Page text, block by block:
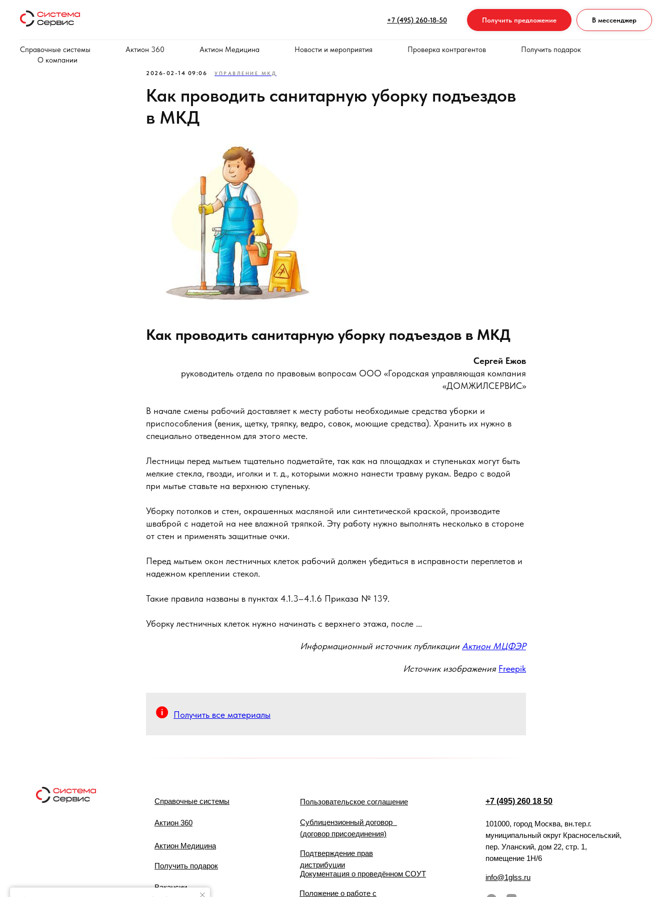
+7 (495) 260-18-50 Получить предложение В мессенджер
Справочные системы Актион 360 Актион Медицина Новости и мероприятия Проверка контрагентов
Получить подарок
О компании
2026-02-14 09:06 УПРАВЛЕНИЕ МКД
Как проводить санитарную уборку подъездов
в МКД
Как проводить санитарную уборку подъездов в МКД
Сергей Ежов
руководитель отдела по правовым вопросам ООО «Городская управляющая компания
«ДОМЖИЛСЕРВИС»
В начале смены рабочий доставляет к месту работы необходимые средства уборки и
приспособления (веник, щетку, тряпку, ведро, совок, моющие средства). Хранить их нужно в
специально отведенном для этого месте.
Лестницы перед мытьем тщательно подметайте, так как на площадках и ступеньках могут быть
мелкие стекла, гвозди, иголки и т. д., которыми можно нанести травму рукам. Ведро с водой
при мытье ставьте на верхнюю ступеньку.
Уборку потолков и стен, окрашенных масляной или синтетической краской, производите
шваброй с надетой на нее влажной тряпкой. Эту работу нужно выполнять несколько в стороне
от стен и применять защитные очки.
Перед мытьем окон лестничных клеток рабочий должен убедиться в исправности переплетов и
надежном креплении стекол.
Такие правила названы в пунктах 4.1.3–4.1.6 Приказа № 139.
Уборку лестничных клеток нужно начинать с верхнего этажа, после ...
Информационный источник публикации Актион МЦФЭР
Источник изображения Freepik
Получить все материалы
+7 (495) 260 18 50
101000, город Москва, вн.тер.г.
муниципальный округ Красносельский,
пер. Уланский, дом 22, стр. 1,
помещение 1Н/6
info@1glss.ru
Справочные системы
Актион 360
Актион Медицина
Получить подарок
Вакансии
Пользовательское соглашение
Сублицензионный договор
(договор присоединения)
Подтверждение прав
дистрибуции
Документация о проведённом СОУТ
Положение о работе с